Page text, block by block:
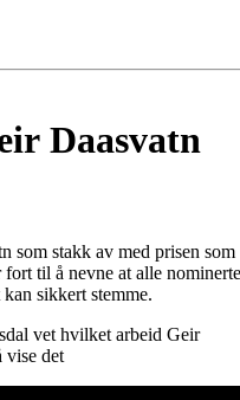
Daasvatn
som stakk av med prisen som
til å nevne at alle nominerte
sikkert stemme.
vet hvilket arbeid Geir
vise det